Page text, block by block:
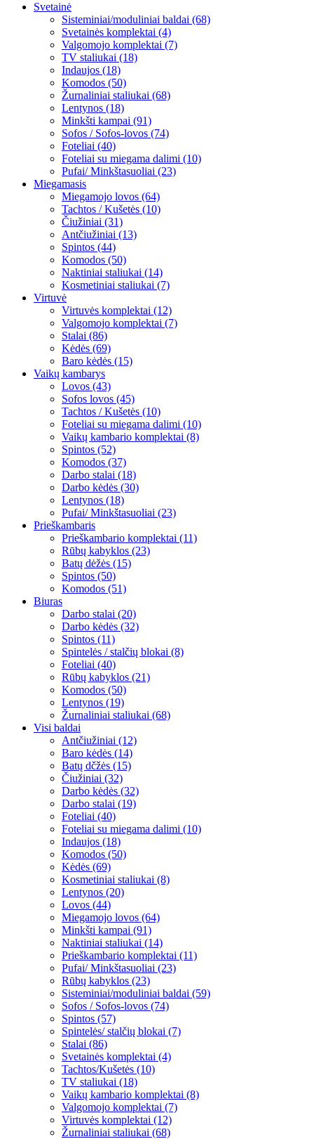
Svetainė
Sisteminiai/moduliniai baldai (68)
Svetainės komplektai (4)
Valgomojo komplektai (7)
TV staliukai (18)
Indaujos (18)
Komodos (50)
Žurnaliniai staliukai (68)
Lentynos (18)
Minkšti kampai (91)
Sofos / Sofos-lovos (74)
Foteliai (40)
Foteliai su miegama dalimi (10)
Pufai/ Minkštasuoliai (23)
Miegamasis
Miegamojo lovos (64)
Tachtos / Kušetės (10)
Čiužiniai (31)
Antčiužiniai (13)
Spintos (44)
Komodos (50)
Naktiniai staliukai (14)
Kosmetiniai staliukai (7)
Virtuvė
Virtuvės komplektai (12)
Valgomojo komplektai (7)
Stalai (86)
Kėdės (69)
Baro kėdės (15)
Vaikų kambarys
Lovos (43)
Sofos lovos (45)
Tachtos / Kušetės (10)
Foteliai su miegama dalimi (10)
Vaikų kambario komplektai (8)
Spintos (52)
Komodos (37)
Darbo stalai (18)
Darbo kėdės (30)
Lentynos (18)
Pufai/ Minkštasuoliai (23)
Prieškambaris
Prieškambario komplektai (11)
Rūbų kabyklos (23)
Batų dėžės (15)
Spintos (50)
Komodos (51)
Biuras
Darbo stalai (20)
Darbo kėdės (32)
Spintos (11)
Spintelės / stalčių blokai (8)
Foteliai (40)
Rūbų kabyklos (21)
Komodos (50)
Lentynos (19)
Žurnaliniai staliukai (68)
Visi baldai
Antčiužiniai (12)
Baro kėdės (14)
Batų dčžės (15)
Čiužiniai (32)
Darbo kėdės (32)
Darbo stalai (19)
Foteliai (40)
Foteliai su miegama dalimi (10)
Indaujos (18)
Komodos (50)
Kėdės (69)
Kosmetiniai staliukai (8)
Lentynos (20)
Lovos (44)
Miegamojo lovos (64)
Minkšti kampai (91)
Naktiniai staliukai (14)
Prieškambario komplektai (11)
Pufai/ Minkštasuoliai (23)
Rūbų kabyklos (23)
Sisteminiai/moduliniai baldai (59)
Sofos / Sofos-lovos (74)
Spintos (57)
Spintelės/ stalčių blokai (7)
Stalai (86)
Svetainės komplektai (4)
Tachtos/Kušetės (10)
TV staliukai (18)
Vaikų kambario komplektai (8)
Valgomojo komplektai (7)
Virtuvės komplektai (12)
Žurnaliniai staliukai (68)